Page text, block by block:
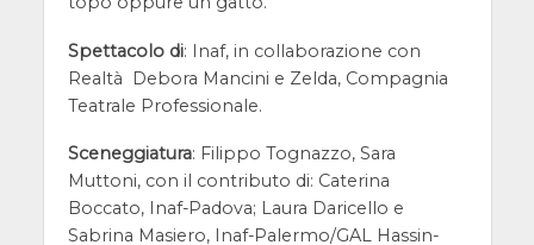
Spettacolo di: Inaf, in collaborazione con
Realtà Debora Mancini e Zelda, Compagnia
Teatrale Professionale.
Sceneggiatura: Filippo Tognazzo, Sara
Muttoni, con il contributo di: Caterina
Boccato, Inaf-Padova; Laura Daricello e
Sabrina Masiero, Inaf-Palermo/GAL Hassin-